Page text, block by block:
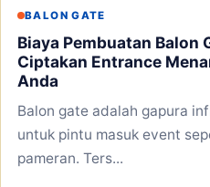
BALON GATE
Biaya Pembuatan Balon
Ciptakan Entrance
Anda
Balon gate adalah gapura
untuk pintu masuk event
pameran. Ters...